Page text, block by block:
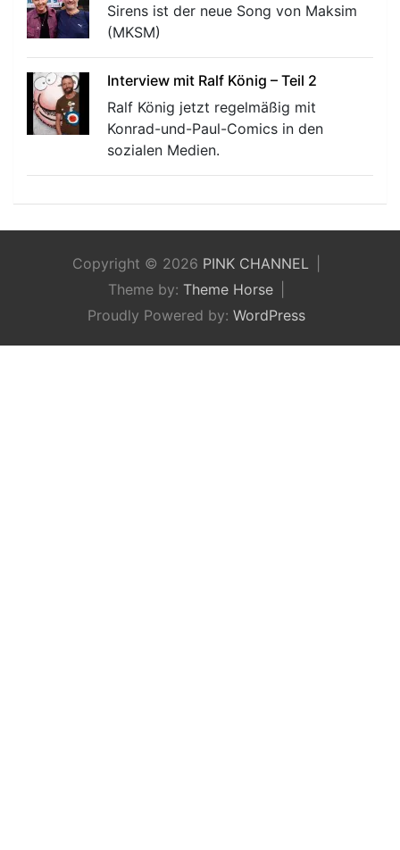
Sirens ist der neue Song von Maksim
(MKSM)
Interview mit Ralf König – Teil 2
Ralf König jetzt regelmäßig mit
Konrad-und-Paul-Comics in den
sozialen Medien.
Copyright © 2026 PINK CHANNEL
Theme by: Theme Horse
Proudly Powered by: WordPress